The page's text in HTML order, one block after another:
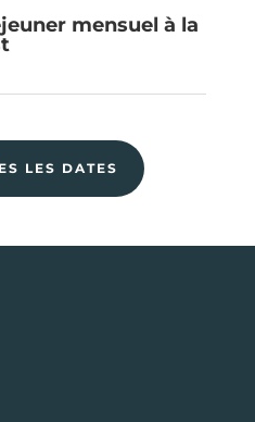
mensuel à la
LES DATES